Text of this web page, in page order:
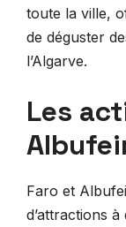
toute la ville,
de déguster
l’Algarve.
Les
Faro et
d’attractions